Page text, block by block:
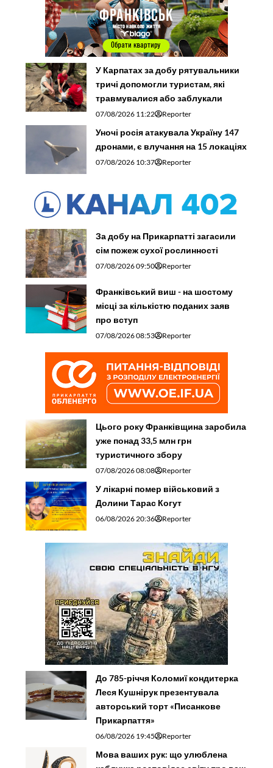
У Карпатах за добу рятувальники
тричі допомогли туристам, які
травмувалися або заблукали
07/08/2026 11:22 Reporter
Уночі росія атакувала Україну 147
дронами, є влучання на 15 локаціях
07/08/2026 10:37 Reporter
За добу на Прикарпатті загасили
сім пожеж сухої рослинності
07/08/2026 09:50 Reporter
Франківський виш - на шостому
місці за кількістю поданих заяв
про вступ
07/08/2026 08:53 Reporter
Цього року Франківщина заробила
уже понад 33,5 млн грн
туристичного збору
07/08/2026 08:08 Reporter
У лікарні помер військовий з
Долини Тарас Когут
06/08/2026 20:36 Reporter
До 785-річчя Коломиї кондитерка
Леся Кушнірук презентувала
авторський торт «Писанкове
Прикарпаття»
06/08/2026 19:45 Reporter
Мова ваших рук: що улюблена